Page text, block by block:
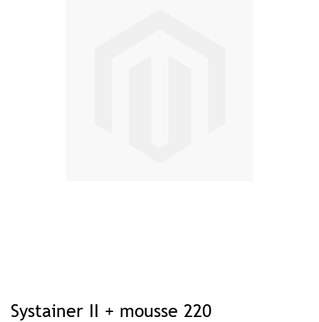
Systainer II + mousse 220
beginning